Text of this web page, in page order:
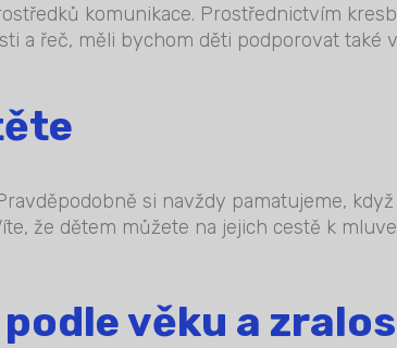
komunikace. Prostřednictvím
a řeč, měli bychom děti podporovat také
si navždy pamatujeme,
že dětem můžete na jejich cestě k
věku a